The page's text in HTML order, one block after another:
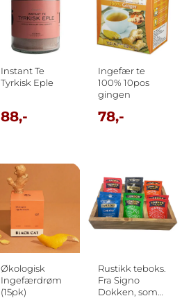
Instant Te
Tyrkisk Eple
88,-
Ingefær te
100% 10pos
gingen
78,-
Økologisk
Ingefærdrøm
(15pk)
Rustikk teboks.
Fra Signo
Dokken, som